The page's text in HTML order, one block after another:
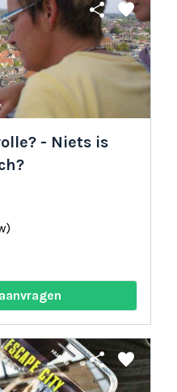
share favorite
- Niets is
share favorite